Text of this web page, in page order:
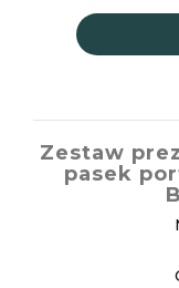
Zestaw
pasek